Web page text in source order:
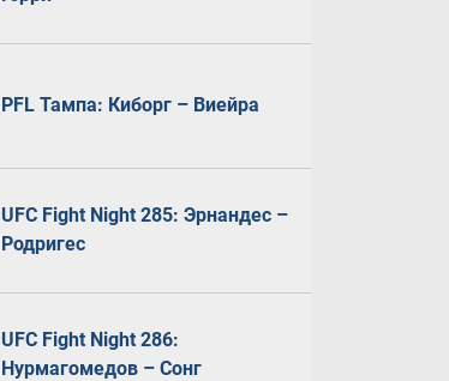
PFL Тампа: Киборг – Виейра
UFC Fight Night 285: Эрнандес –
Родригес
UFC Fight Night 286:
Нурмагомедов – Сонг